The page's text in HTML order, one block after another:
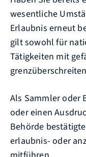
wesentliche
Erlaubnis erneut
gilt sowohl für
Tätigkeiten mit
Als Sammler oder
oder einen
Behörde
erlaubnis- oder